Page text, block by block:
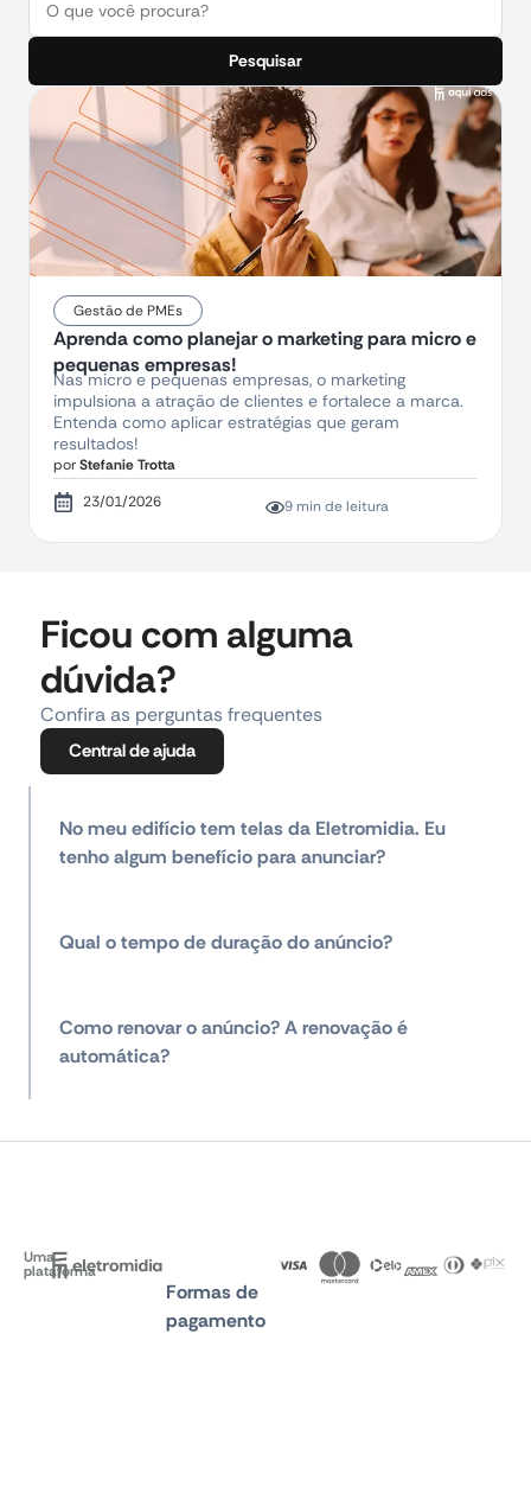
Pesquisar
Gestão de PMEs
Aprenda como planejar o marketing para micro e
pequenas empresas!
Nas micro e pequenas empresas, o marketing
impulsiona a atração de clientes e fortalece a marca.
Entenda como aplicar estratégias que geram
resultados!
porStefanie Trotta
23/01/2026
9 min de leitura
Ficou com alguma
dúvida?
Confira as perguntas frequentes
Central de ajuda
No meu edifício tem telas da Eletromidia. Eu
tenho algum benefício para anunciar?
Qual o tempo de duração do anúncio?
Como renovar o anúncio? A renovação é
automática?
Uma
plataforma
Formas de
pagamento